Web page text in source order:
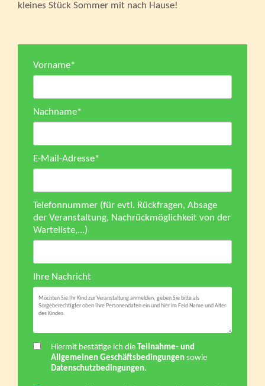
kleines Stück Sommer mit nach Hause!
Vorname*
Nachname*
E-Mail-Adresse*
Telefonnummer (für evtl. Rückfragen, Absage
der Veranstaltung, Nachrückmöglichkeit von der
Warteliste,...)
Ihre Nachricht
Hiermit bestätige ich die Teilnahme- und
Allgemeinen Geschäftsbedingungensowie
Datenschutzbedingungen.